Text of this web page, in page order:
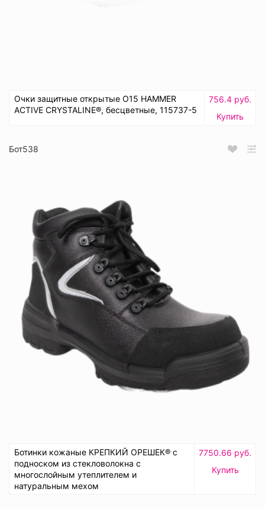
Очки защитные открытые О15 HAMMER
ACTIVЕ CRYSTALINE®, бесцветные, 115737-5
756.4 руб.
Купить
Бот538
Ботинки кожаные КРЕПКИЙ ОРЕШЕК® с
подноском из стекловолокна с
многослойным утеплителем и
натуральным мехом
7750.66 руб.
Купить